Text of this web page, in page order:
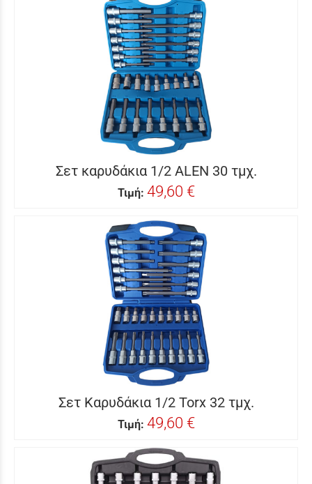
Σετ καρυδάκια 1/2 ALEN 30 τμχ.
Τιμή: 49,60 €
Σετ Καρυδάκια 1/2 Torx 32 τμχ.
Τιμή: 49,60 €